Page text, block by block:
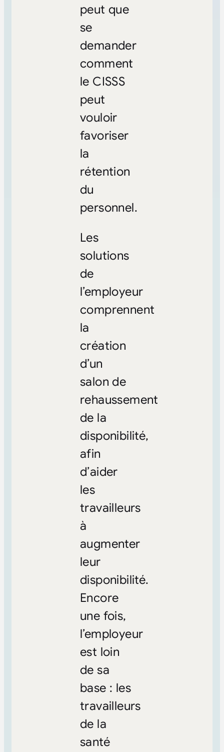
peut que
se
demander
comment
le CISSS
peut
vouloir
favoriser
la
rétention
du
personnel.
Les
solutions
de
l’employeur
comprennent
la
création
d’un
salon de
rehaussement
de la
disponibilité,
afin
d’aider
les
travailleurs
à
augmenter
leur
disponibilité.
Encore
une fois,
l’employeur
est loin
de sa
base : les
travailleurs
de la
santé